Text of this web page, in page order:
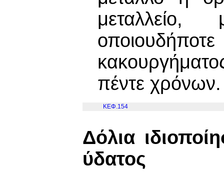
πέντε χρόνων.
ΚΕΦ.154
Δόλια
ύδατος